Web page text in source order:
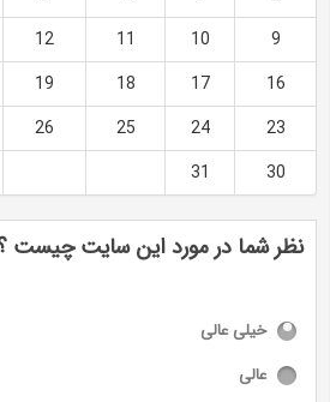
9
10
11
12
16
17
18
19
23
24
25
26
30
31
نظر شما در مورد این سایت چیست ؟
خیلی عالی
عالی